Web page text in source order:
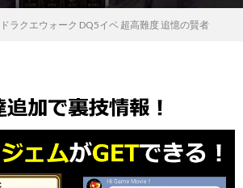
ドラクエウォーク DQ5イベ 超高難度 追憶の賢者